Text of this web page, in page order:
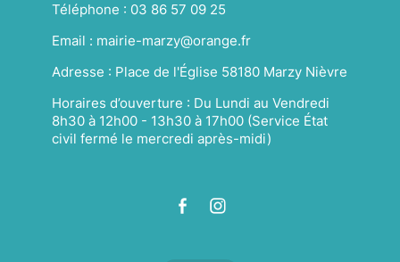
Téléphone : 03 86 57 09 25
Email : mairie-marzy@orange.fr
Adresse : Place de l'Église 58180 Marzy Nièvre
Horaires d’ouverture : Du Lundi au Vendredi
8h30 à 12h00 - 13h30 à 17h00 (Service État
civil fermé le mercredi après-midi)